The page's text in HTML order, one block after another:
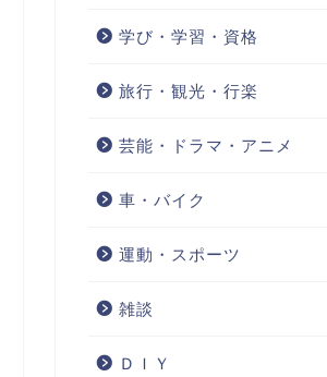
学び・学習・資格
旅行・観光・行楽
芸能・ドラマ・アニメ
車・バイク
運動・スポーツ
雑談
ＤＩＹ